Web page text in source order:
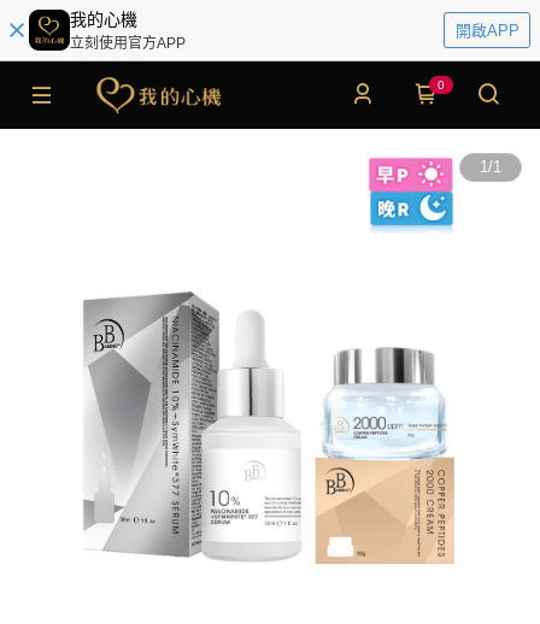
我的心機
立刻使用官方APP
開啟APP
0
1/1